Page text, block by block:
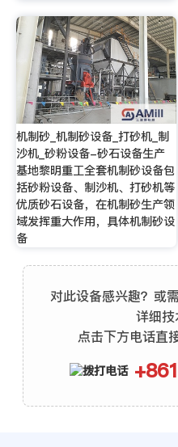
机制砂_机制砂设备_打砂机_制
沙机_砂粉设备-砂石设备生产
基地黎明重工全套机制砂设备包
括砂粉设备、制沙机、打砂机等
优质砂石设备，在机制砂生产领
域发挥重大作用，具体机制砂设
备
对此设备感兴趣？或
详细技
点击下方电话直